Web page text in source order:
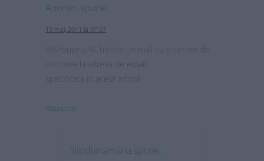
Anonim spune:
13 mai, 2011 la 07:57
@Sirbuiana76, trimite un mail cu o cerere de
inscriere la adresa de email
specificata in acest articol.
Răspunde
filipdianamaria spune: